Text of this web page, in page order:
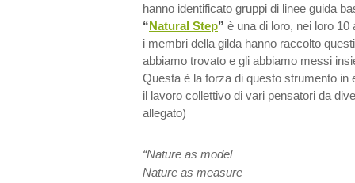
hanno identificato gruppi di linee guida
“Natural Step” è una di loro, nei loro 10
i membri della gilda hanno raccolto
abbiamo trovato e gli abbiamo messi
Questa è la forza di questo strumento in
il lavoro collettivo di vari pensatori da
allegato)
“Nature as model
Nature as measure